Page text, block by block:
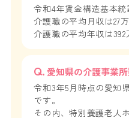
令和4年賃金構造基本
介護職の平均月収は27
介護職の平均年収は392
愛知県の介護事業
令和3年5月時点の愛知
です。
その内、特別養護老人